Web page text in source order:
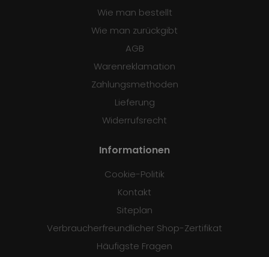
Wie man bestellt
Wie man zurückgibt
AGB
Warenreklamation
Zahlungsmethoden
Lieferung
Widerrufsrecht
Informationen
Cookie-Politik
Kontakt
Siteplan
Verbraucherfreundlicher Shop-Zertifikat
Häufigste Fragen